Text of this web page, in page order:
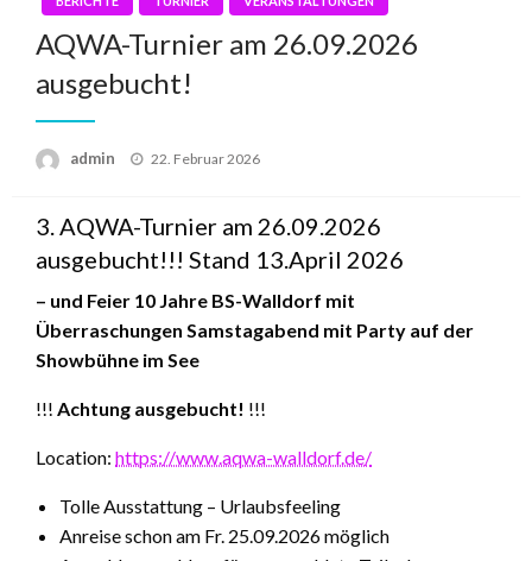
AQWA-Turnier am 26.09.2026
ausgebucht!
admin
Posted
22. Februar 2026
3. AQWA-Turnier am 26.09.2026
ausgebucht!!! Stand 13.April 2026
– und Feier 10 Jahre BS-Walldorf mit
Überraschungen Samstagabend mit Party auf der
Showbühne im See
!!! Achtung ausgebucht! !!!
Location: https://www.aqwa-walldorf.de/
Tolle Ausstattung – Urlaubsfeeling
Anreise schon am Fr. 25.09.2026 möglich